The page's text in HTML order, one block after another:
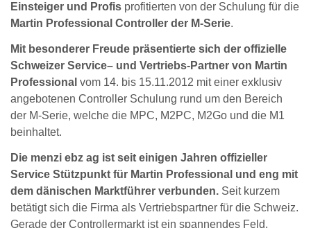
Einsteiger und Profis profitierten von der Schulung für die
Martin Professional Controller der M-Serie.
Mit besonderer Freude präsentierte sich der offizielle
Schweizer Service– und Vertriebs-Partner von Martin
Professional vom 14. bis 15.11.2012 mit einer exklusiv
angebotenen Controller Schulung rund um den Bereich
der M-Serie, welche die MPC, M2PC, M2Go und die M1
beinhaltet.
Die menzi ebz ag ist seit einigen Jahren offizieller
Service Stützpunkt für Martin Professional und eng mit
dem dänischen Marktführer verbunden. Seit kurzem
betätigt sich die Firma als Vertriebspartner für die Schweiz.
Gerade der Controllermarkt ist ein spannendes Feld,